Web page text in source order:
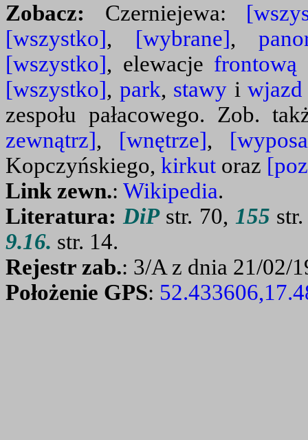
Zobacz: Czerniejewa:
[wszystko], [wybrane],
[wszystko], elewacje frontową
[wszystko], park, stawy i
zespołu pałacowego. Zob.
zewnątrz], [wnętrze],
Kopczyńskiego, kirkut oraz
Link zewn.: Wikipedia.
Literatura: DiPstr. 70, 155
9.16. str. 14.
Rejestr zab.: 3/A z dnia 21/02/
Położenie GPS: